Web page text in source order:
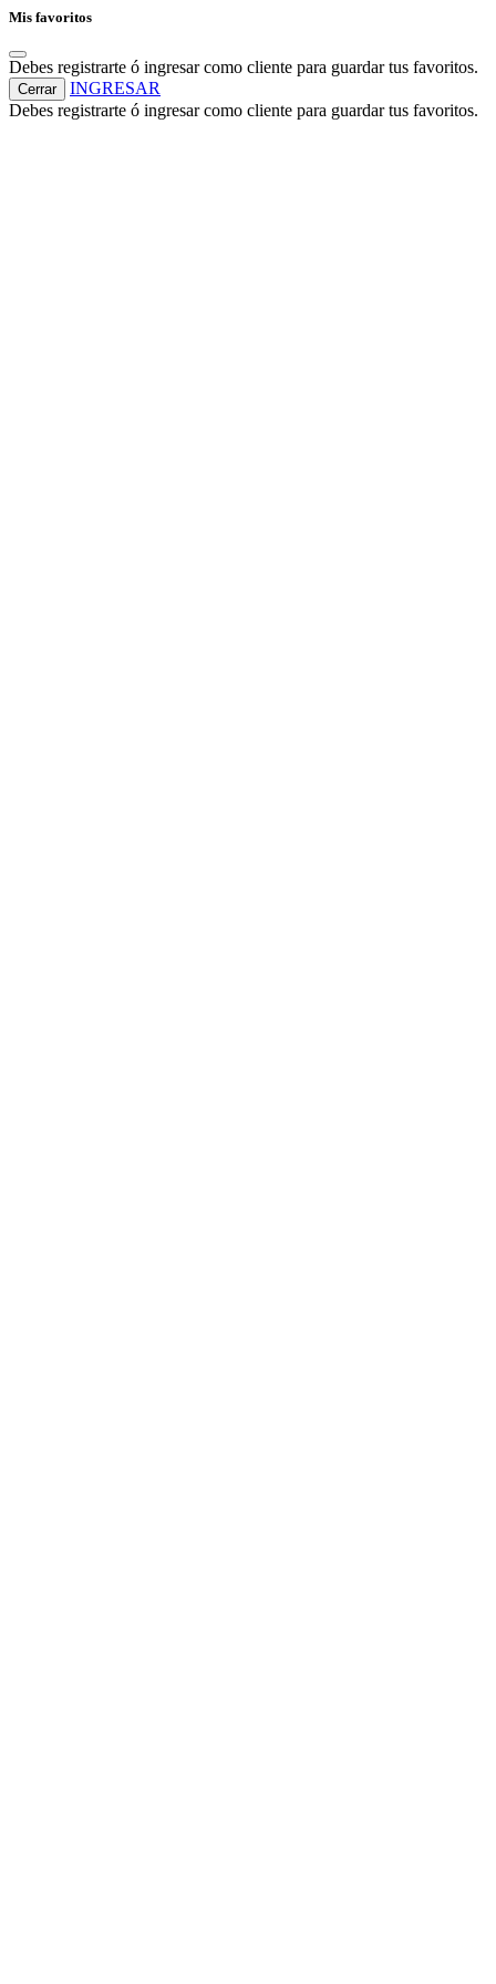
Mis favoritos
Debes registrarte ó ingresar como cliente para guardar tus favoritos.
Cerrar
INGRESAR
Debes registrarte ó ingresar como cliente para guardar tus favoritos.